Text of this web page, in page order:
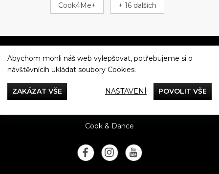
Cook4Me+ + 16 dalších
Večeříme společně
Cook & Dance
Abychom mohli náš web vylepšovat, potřebujeme si o
návštěvnícíh ukládat soubory Cookies.
ZAKÁZAT VŠE NASTAVENÍ POVOLIT VŠE